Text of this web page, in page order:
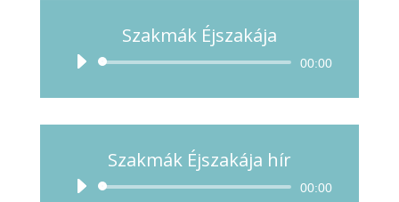
Szakmák Éjszakája
Audió
00:00
Szakmák Éjszakája hír
Audió
00:00